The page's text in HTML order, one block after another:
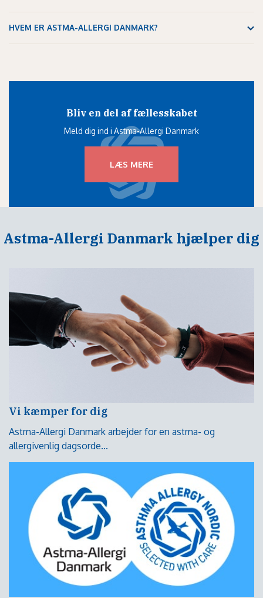
HVEM ER ASTMA-ALLERGI DANMARK?
Bliv en del af fællesskabet
Meld dig ind i Astma-Allergi Danmark
LÆS MERE
Astma-Allergi Danmark hjælper dig
Vi kæmper for dig
Astma-Allergi Danmark arbejder for en astma- og
allergivenlig dagsorde...